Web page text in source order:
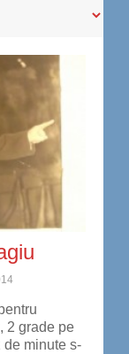
2 grade pe
de minute s-